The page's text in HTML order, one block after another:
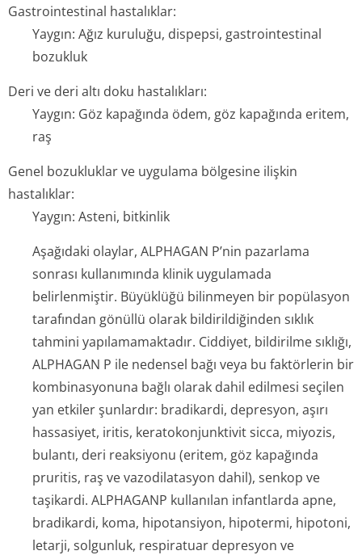
Gastrointestinal hastalıklar:
Yaygın: Ağız kuruluğu, dispepsi, gastrointestinal
bozukluk
Deri ve deri altı doku hastalıkları:
Yaygın: Göz kapağında ödem, göz kapağında eritem,
raş
Genel bozukluklar ve uygulama bölgesine ilişkin
hastalıklar:
Yaygın: Asteni, bitkinlik
Aşağıdaki olaylar, ALPHAGAN P’nin pazarlama
sonrası kullanımında klinik uygulamada
belirlenmiştir. Büyüklüğü bilinmeyen bir popülasyon
tarafından gönüllü olarak bildirildiğinden sıklık
tahmini yapılamamaktadır. Ciddiyet, bildirilme sıklığı,
ALPHAGAN P ile nedensel bağı veya bu faktörlerin bir
kombinasyonuna bağlı olarak dahil edilmesi seçilen
yan etkiler şunlardır: bradikardi, depresyon, aşırı
hassasiyet, iritis, keratokonjunktivit sicca, miyozis,
bulantı, deri reaksiyonu (eritem, göz kapağında
pruritis, raş ve vazodilatasyon dahil), senkop ve
taşikardi. ALPHAGANP kullanılan infantlarda apne,
bradikardi, koma, hipotansiyon, hipotermi, hipotoni,
letarji, solgunluk, respiratuar depresyon ve